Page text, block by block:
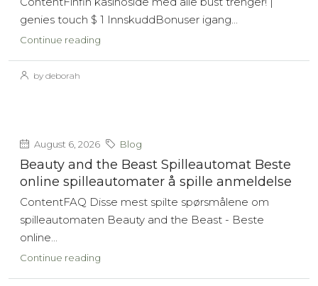
genies touch $ 1 InnskuddBonuser igang...
Continue reading
by deborah
August 6, 2026 Blog
Beauty and the Beast Spilleautomat Beste
online spilleautomater å spille anmeldelse
ContentFAQ Disse mest spilte spørsmålene om
spilleautomaten Beauty and the Beast - Beste
online...
Continue reading